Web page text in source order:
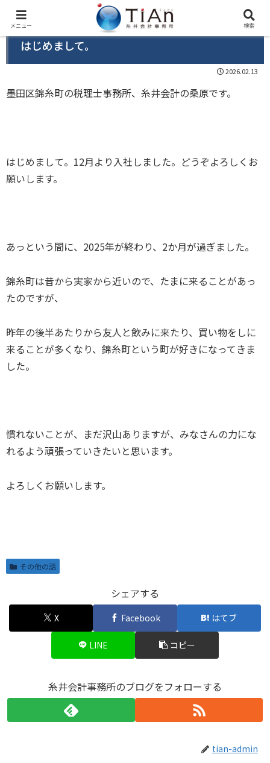
はじめまして。
2026.02.13
墨田区錦糸町の税理士事務所、糸井会計の桑原です。
はじめまして。12月より入社しました。どうぞよろしくお
願いします。
あっという間に、2025年が終わり、2か月が過ぎました。
錦糸町は昔から実家から近いので、たまに来ることがあっ
たのですが、
昨年の後半あたりから友人と飲みに来たり、買い物をしに
来ることが多くなり、錦糸町という町が好きになってきま
した。
慣れないことが、まだ沢山ありますが、みなさんの力にな
れるよう頑張っていきたいと思います。
よろしくお願いします。
その他の話
シェアする
X Facebook はてブ
LINE コピー
糸井会計事務所のブログをフォローする
tian-admin
メニュー 検索